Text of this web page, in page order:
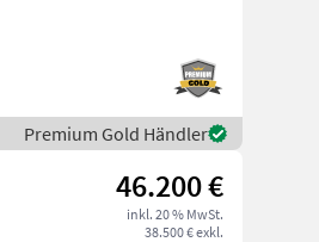
Premium Gold Händler
46.200 €
inkl. 20 % MwSt.
38.500 € exkl.